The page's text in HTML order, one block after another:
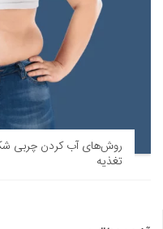
روش‌های آب کردن چربی
تغذیه